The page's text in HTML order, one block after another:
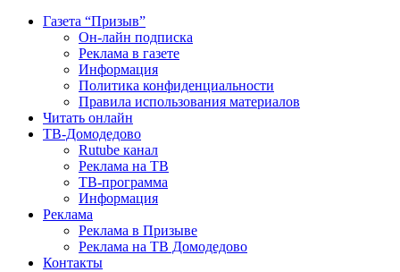
Газета “Призыв”
Он-лайн подписка
Реклама в газете
Информация
Политика конфиденциальности
Правила использования материалов
Читать онлайн
ТВ-Домодедово
Rutube канал
Реклама на ТВ
ТВ-программа
Информация
Реклама
Реклама в Призыве
Реклама на ТВ Домодедово
Контакты